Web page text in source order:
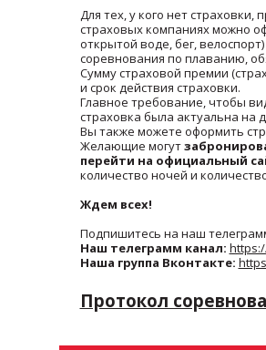
Для тех, у кого нет
страховых компаниях можно
открытой воде, бег,
соревнования по плаванию,
Сумму страховой премии
и срок действия страховки.
Главное требование, чтобы
страховка была актуальна на
Вы также можете оформить
Желающие могут
перейти на официальный
количество ночей и
Ждем всех!
Подпишитесь на наш
Наш телеграмм канал:
Наша группа Вконтакте:
Протокол